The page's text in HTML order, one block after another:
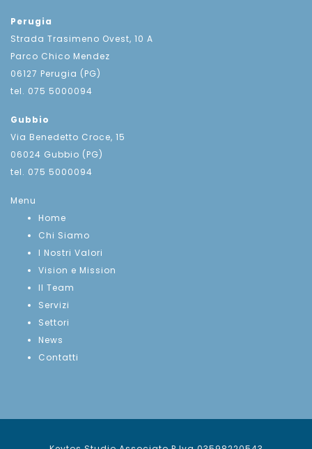
Perugia
Strada Trasimeno Ovest, 10 A
Parco Chico Mendez
06127 Perugia (PG)
tel. 075 5000094
Gubbio
Via Benedetto Croce, 15
06024 Gubbio (PG)
tel. 075 5000094
Menu
Home
Chi Siamo
I Nostri Valori
Vision e Mission
Il Team
Servizi
Settori
News
Contatti